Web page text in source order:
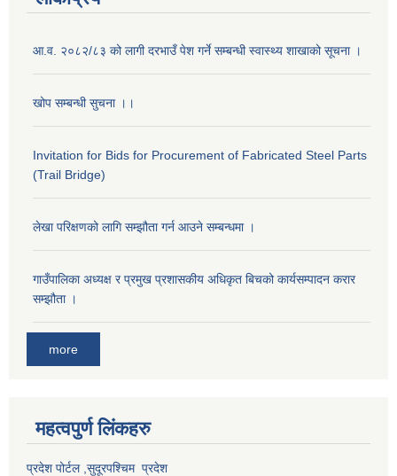
आ.व. २०८२/८३ को लागी दरभाउँ पेश गर्ने सम्बन्धी स्वास्थ्य शाखाको सूचना ।
खोप सम्बन्धी सुचना ।।
Invitation for Bids for Procurement of Fabricated Steel Parts
(Trail Bridge)
लेखा परिक्षणको लागि सम्झौता गर्न आउने सम्बन्धमा ।
गाउँपालिका अध्यक्ष र प्रमुख प्रशासकीय अधिकृत बिचको कार्यसम्पादन करार
सम्झौता ।
more
महत्वपुर्ण लि‌ंकहरु
प्रदेश पोर्टल ,सुदूरपश्चिम प्रदेश